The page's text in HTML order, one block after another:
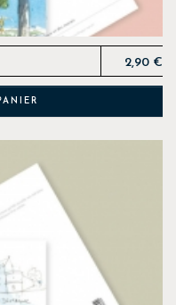
Prix
2,90 €